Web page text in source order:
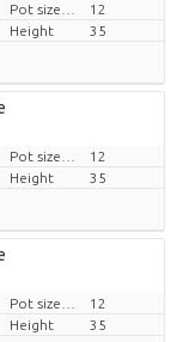
12
Height
35
12
Height
35
12
Height
35